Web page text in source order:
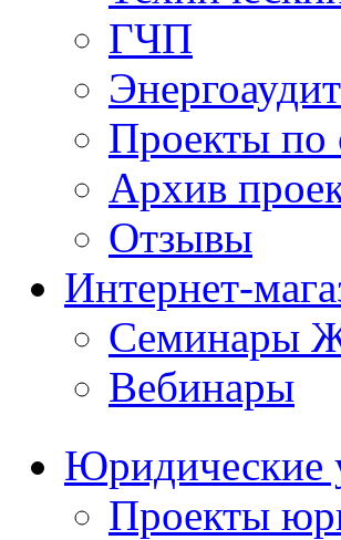
ГЧП
Энергоаудит
Проекты по
Архив
Отзывы
Интернет-
Семинары
Вебинары
Юридические
Проекты